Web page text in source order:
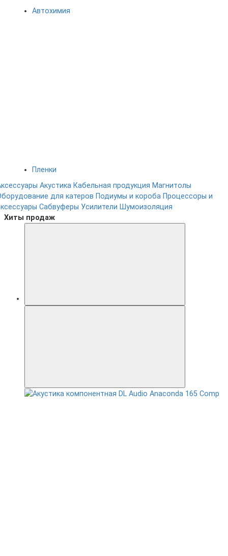
Автохимия
Пленки
Акустика Кабельная продукция Магнитолы
для катеров Подиумы и короба Процессоры и
Сабвуферы Усилители Шумоизоляция
Хиты продаж